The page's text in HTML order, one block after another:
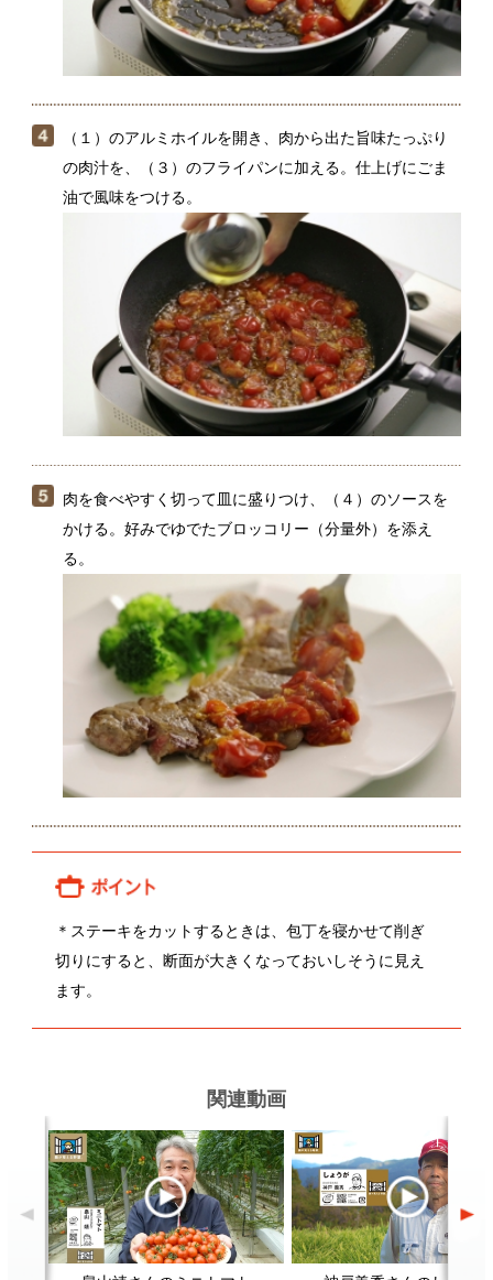
肉を食べやすく切って皿に盛りつけ、（４）のソースを
かける。好みでゆでたブロッコリー（分量外）を添え
＊ステーキをカットするときは、包丁を寝かせて削ぎ
切りにすると、断面が大きくなっておいしそうに見え
関連動画
畠山靖さんのミニトマト
関連レシピ
ブロッコリーとアンチョビのパス
タ
生姜の佃煮
顔が見える食品。 ホーム
野菜。
加工品。
レシピ 動画Gallery